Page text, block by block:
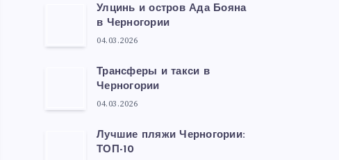
Улцинь и остров Ада Бояна
в Черногории
04.03.2026
Трансферы и такси в
Черногории
04.03.2026
Лучшие пляжи Черногории:
ТОП-10